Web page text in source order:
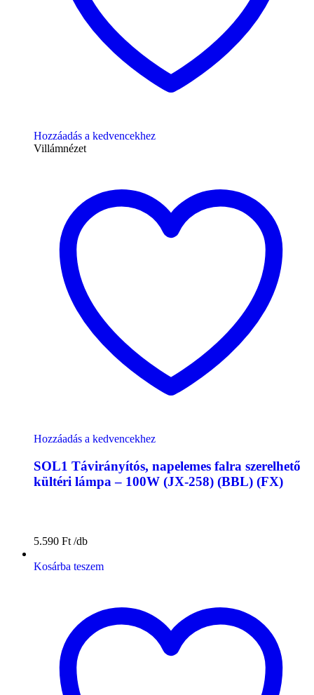
Hozzáadás a kedvencekhez
Villámnézet
Hozzáadás a kedvencekhez
SOL1 Távirányítós, napelemes falra szerelhető
kültéri lámpa – 100W (JX-258) (BBL) (FX)
5.590 Ft
Kosárba teszem